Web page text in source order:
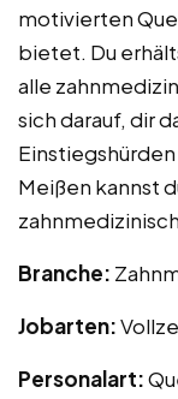
motivierten
bietet. Du
alle
sich darauf, dir
Meißen kannst
Branche:
Jobarten:
Personalart: